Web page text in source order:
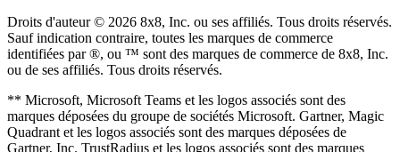
Droits d'auteur © 2026 8x8, Inc. ou ses affiliés. Tous droits réservés.
Sauf indication contraire, toutes les marques de commerce
identifiées par ®, ou ™ sont des marques de commerce de 8x8, Inc.
ou de ses affiliés. Tous droits réservés.
** Microsoft, Microsoft Teams et les logos associés sont des
marques déposées du groupe de sociétés Microsoft. Gartner, Magic
Quadrant et les logos associés sont des marques déposées de
Gartner, Inc. TrustRadius et les logos associés sont des marques